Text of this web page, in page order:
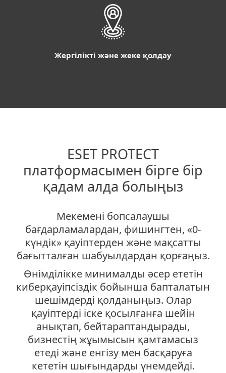
Жергілікті және жеке қолдау
ESET PROTECT
платформасымен бірге бір
қадам алда болыңыз
Мекемені бопсалаушы
бағдарламалардан, фишингтен, «0-
күндік» қауіптерден және мақсатты
бағытталған шабуылдардан қорғаңыз.
Өнімділікке минималды әсер ететін
киберқауіпсіздік бойынша бапталатын
шешімдерді қолданыңыз. Олар
қауіптерді іске қосылғанға шейін
анықтап, бейтараптандырады,
бизнестің жұымысын қамтамасыз
етеді және енгізу мен басқаруға
кететін шығындарды үнемдейді.